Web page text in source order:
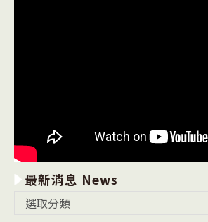
最新消息 News
選取分類